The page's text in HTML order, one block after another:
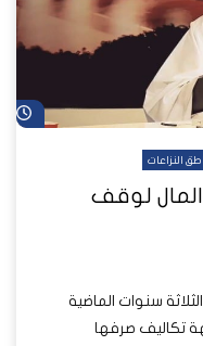
النزاعات
لوقف
سنوات الماضية
تكاليف صرفها